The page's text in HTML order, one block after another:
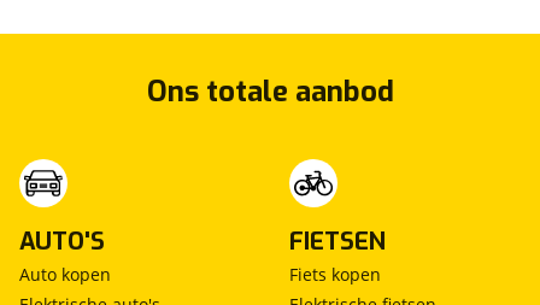
Ons totale aanbod
AUTO'S
Auto kopen
FIETSEN
Fiets kopen